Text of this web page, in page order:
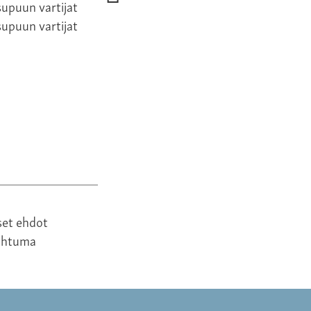
vartijat
310,00 €
ehdot